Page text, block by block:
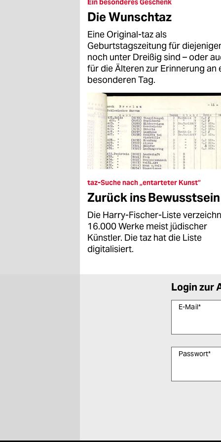
epaper login
Ein besonderes Geschenk
Die Wunschtaz
Eine Original-taz als
Geburtstagszeitung für
noch unter Dreißig sind – oder
für die Älteren zur Erinnerung an
besonderen Tag.
taz-Suche nach „entarteter Kunst”
Zurück ins Bewusstsein
Die Harry-Fischer-Liste
16.000 Werke meist jüdischer
Künstler. Die taz hat die Liste
digitalisiert.
Login zur
E-Mail*
Passwort*